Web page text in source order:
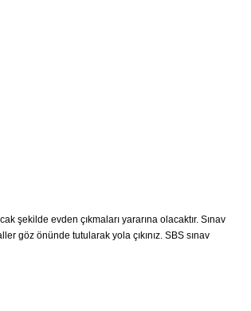
şekilde evden çıkmaları yararına olacaktır. Sınav
göz önünde tutularak yola çıkınız. SBS sınav